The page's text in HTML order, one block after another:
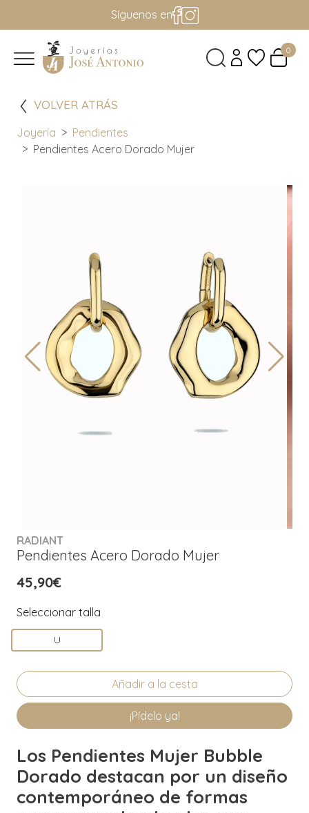
Síguenos en
0
VOLVER ATRÁS
Joyería
Pendientes
Pendientes Acero Dorado Mujer
RADIANT
Pendientes Acero Dorado Mujer
45,90€
Seleccionar talla
U
¡Pídelo ya!
Los Pendientes Mujer Bubble
Dorado destacan por un diseño
contemporáneo de formas